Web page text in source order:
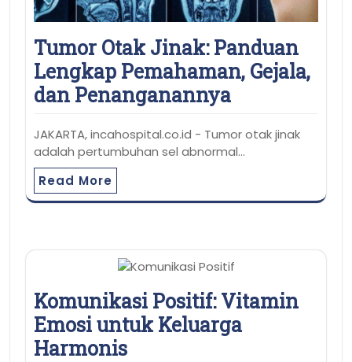
Tumor Otak Jinak: Panduan
Lengkap Pemahaman, Gejala,
dan Penanganannya
JAKARTA, incahospital.co.id - Tumor otak jinak
adalah pertumbuhan sel abnormal…
Read More
Komunikasi Positif: Vitamin
Emosi untuk Keluarga
Harmonis